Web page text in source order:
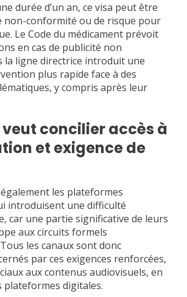
durée d’un an, ce visa peut être
non-conformité ou de risque pour
Le Code du médicament prévoit
en cas de publicité non
la ligne directrice introduit une
plus rapide face à des
y compris après leur
veut concilier accès à
et exigence de
également les plateformes
introduisent une difficulté
car une partie significative de leurs
aux circuits formels
les canaux sont donc
par ces exigences renforcées,
aux contenus audiovisuels, en
plateformes digitales.